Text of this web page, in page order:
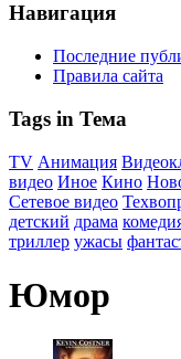
Навигация
Последние
Правила сайта
Tags in Тема
TV Анимация
видео Иное Кино
Сетевое видео
детский драма
триллер ужасы
Юмор